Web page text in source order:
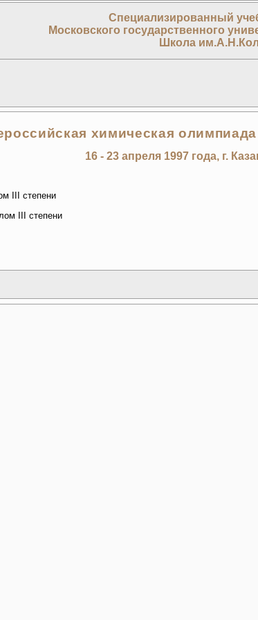
Специализированный
Московского государственного
Школа
химическая
16 - 23 апреля 1997 года, г.
III степени
III степени